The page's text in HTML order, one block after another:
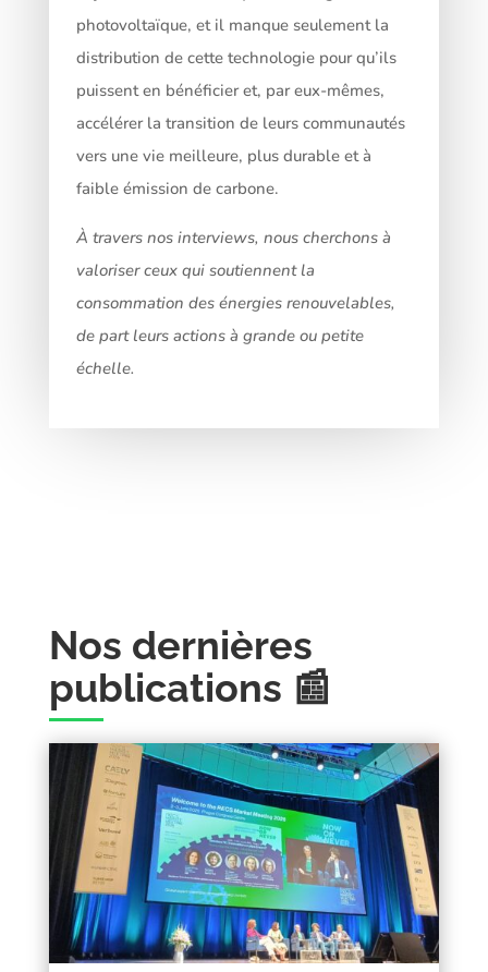
photovoltaïque, et il manque seulement la
distribution de cette technologie pour qu’ils
puissent en bénéficier et, par eux-mêmes,
accélérer la transition de leurs communautés
vers une vie meilleure, plus durable et à
faible émission de carbone.
À travers nos interviews, nous cherchons à
valoriser ceux qui soutiennent la
consommation des énergies renouvelables,
de part leurs actions à grande ou petite
échelle.
Nos dernières
publications 📰